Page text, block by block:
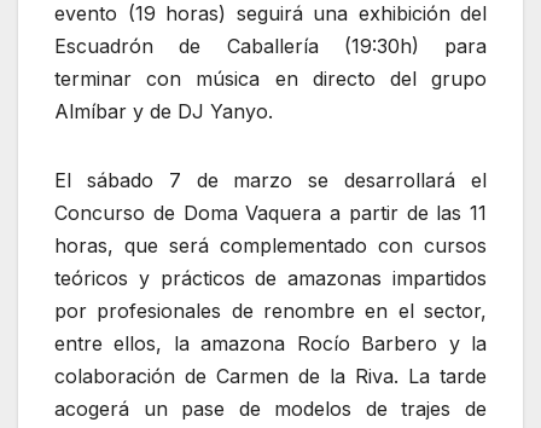
evento (19 horas) seguirá una exhibición del
Escuadrón de Caballería (19:30h) para
terminar con música en directo del grupo
Almíbar y de DJ Yanyo.
El sábado 7 de marzo se desarrollará el
Concurso de Doma Vaquera a partir de las 11
horas, que será complementado con cursos
teóricos y prácticos de amazonas impartidos
por profesionales de renombre en el sector,
entre ellos, la amazona Rocío Barbero y la
colaboración de Carmen de la Riva. La tarde
acogerá un pase de modelos de trajes de